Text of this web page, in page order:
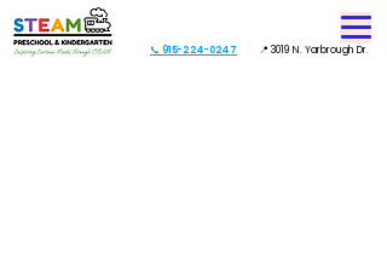
📞 915-224-0247 📍 3019 N. Yarbrough Dr.